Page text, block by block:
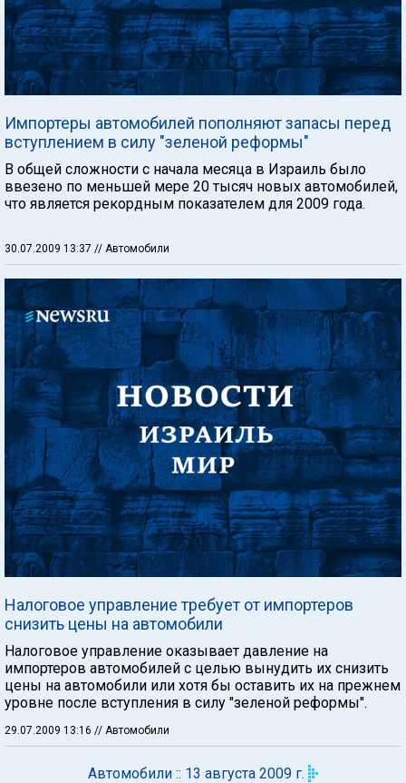
Импортеры автомобилей пополняют запасы перед
вступлением в силу "зеленой реформы"
В общей сложности с начала месяца в Израиль было
ввезено по меньшей мере 20 тысяч новых автомобилей,
что является рекордным показателем для 2009 года.
30.07.2009 13:37 // Автомобили
Налоговое управление требует от импортеров
снизить цены на автомобили
Налоговое управление оказывает давление на
импортеров автомобилей с целью вынудить их снизить
цены на автомобили или хотя бы оставить их на прежнем
уровне после вступления в силу "зеленой реформы".
29.07.2009 13:16 // Автомобили
Автомобили :: 13 августа 2009 г.